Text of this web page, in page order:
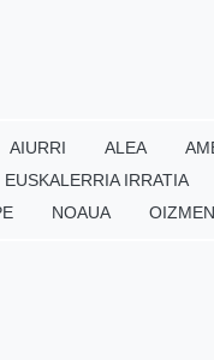
AIURRI ALEA
EUSKALERRIA IRRATIA
NOAUA